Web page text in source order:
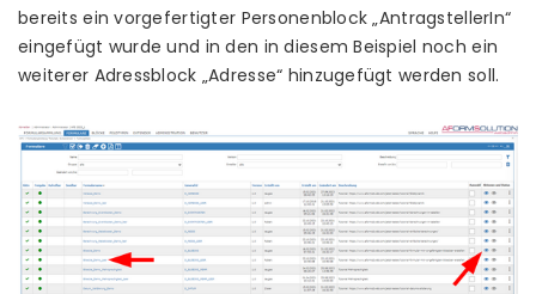
bereits ein vorgefertigter Personenblock „AntragstellerIn“
eingefügt wurde und in den in diesem Beispiel noch ein
weiterer Adressblock „Adresse“ hinzugefügt werden soll.